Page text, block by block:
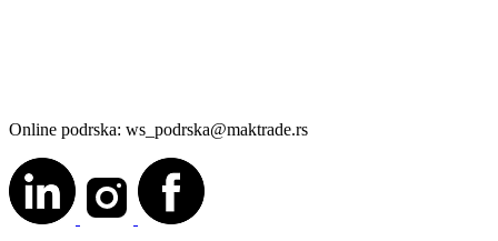
Online podrska: ws_podrska@maktrade.rs